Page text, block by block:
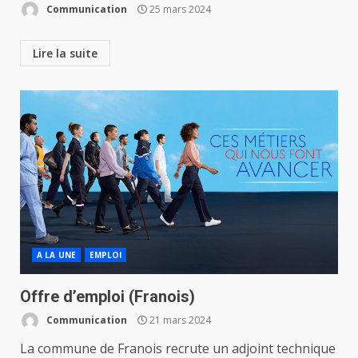
Communication 25 mars 2024
Lire la suite
A LA UNE EMPLOI
Offre d’emploi (Franois)
Communication 21 mars 2024
La commune de Franois recrute un adjoint technique